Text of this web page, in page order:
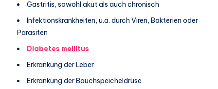
Gastritis, sowohl akut als auch chronisch
Infektionskrankheiten, u.a. durch Viren, Bakterien oder
Parasiten
Diabetes mellitus
Erkrankung der Leber
Erkrankung der Bauchspeicheldrüse